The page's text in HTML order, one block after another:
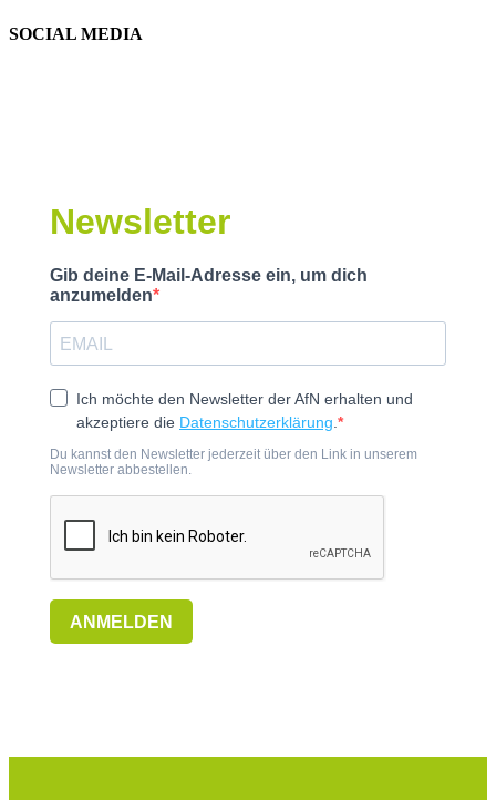
SOCIAL MEDIA
Newsletter
Gib deine E-Mail-Adresse ein, um dich
anzumelden
Ich möchte den Newsletter der AfN erhalten und
akzeptiere die Datenschutzerklärung
Du kannst den Newsletter jederzeit über den Link in unserem
Newsletter abbestellen.
ANMELDEN